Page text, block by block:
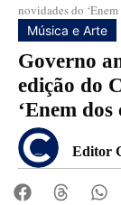
novidades do
Música e Arte
Governo
edição do
‘Enem
Editor